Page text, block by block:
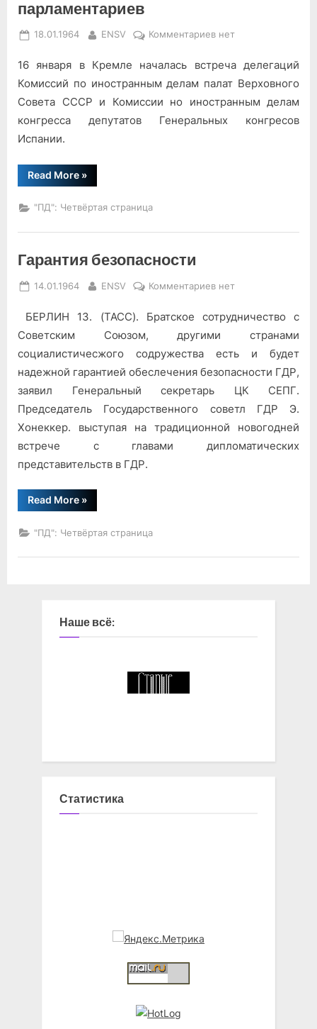
парламентариев
Posted
18.01.1964 By
ENSV Комментариевк
Встреча
советских
парламентариев
нет
16 января в Кремле началась встреча делегаций
Комиссий по иностранным делам палат Верховного
Совета СССР и Комиссии но иностранным делам
конгресса депутатов Генеральных конгресов
Испании.
Read More“Встреча
советских
испанских
парламентариев”
»
"ПД": Четвёртая страница
Гарантия безопасности
Posted
14.01.1964 By
ENSV Комментариевк
Гарантия
безопасности
нет
БЕРЛИН 13. (ТАСС). Братское сотрудничество с
Советским Союзом, другими странами
социалистичесжого содружества есть и будет
надежной гарантией обеслечения безопасности ГДР,
заявил Генеральный секретарь ЦК СЕПГ.
Председатель Государственного советл ГДР Э.
Хонеккер. выступая на традиционной новогодней
встрече с главами дипломатических
представительств в ГДР.
Read More“Гарантия
безопасности”
»
"ПД": Четвёртая страница
Наше всё:
Статистика